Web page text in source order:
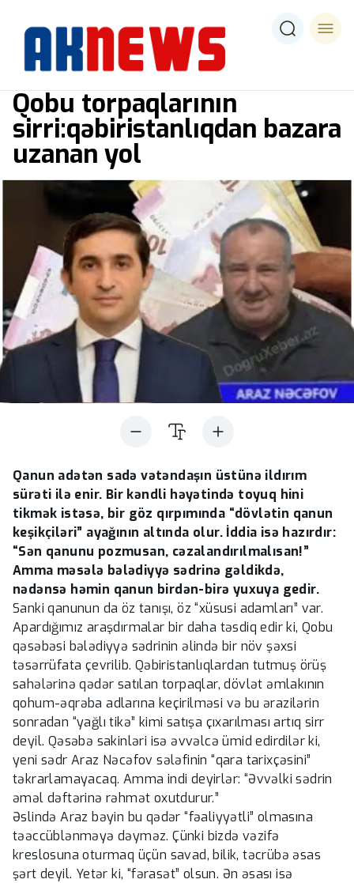
Qobu torpaqlarının
sirri:qəbiristanlıqdan bazara
uzanan yol
Qanun adətən sadə vətəndaşın üstünə ildırım
sürəti ilə enir. Bir kəndli həyətində toyuq hini
tikmək istəsə, bir göz qırpımında “dövlətin qanun
keşikçiləri” ayağının altında olur. İddia isə hazırdır:
“Sən qanunu pozmusan, cəzalandırılmalısan!”
Amma məsələ bələdiyyə sədrinə gəldikdə,
nədənsə həmin qanun birdən-birə yuxuya gedir.
Sanki qanunun da öz tanışı, öz “xüsusi adamları” var.
Apardığımız araşdırmalar bir daha təsdiq edir ki, Qobu
qəsəbəsi bələdiyyə sədrinin əlində bir növ şəxsi
təsərrüfata çevrilib. Qəbiristanlıqlardan tutmuş örüş
sahələrinə qədər satılan torpaqlar, dövlət əmlakının
qohum-əqrəba adlarına keçirilməsi və bu ərazilərin
sonradan “yağlı tikə” kimi satışa çıxarılması artıq sirr
deyil. Qəsəbə sakinləri isə əvvəlcə ümid edirdilər ki,
yeni sədr Araz Nəcəfov sələfinin “qara tarixçəsini”
təkrarlamayacaq. Amma indi deyirlər: “Əvvəlki sədrin
əməl dəftərinə rəhmət oxutdurur.”
Əslində Araz bəyin bu qədər “fəaliyyətli” olmasına
təəccüblənməyə dəyməz. Çünki bizdə vəzifə
kreslosuna oturmaq üçün savad, bilik, təcrübə əsas
şərt deyil. Yetər ki, “fərasət” olsun. Ən əsası isə